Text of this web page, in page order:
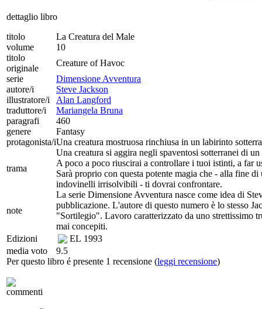
dettaglio libro
titolo
La Creatura del Male
volume
10
titolo
originale
Creature of Havoc
serie
Dimensione Avventura
autore/i
Steve Jackson
illustratore/i
Alan Langford
traduttore/i
Mariangela Bruna
paragrafi
460
genere
Fantasy
protagonista/iUna creatura mostruosa rinchiusa in un labirinto
trama
Una creatura si aggira negli spaventosi sotterranei di
A poco a poco riuscirai a controllare i tuoi istinti, a far
Sarà proprio con questa potente magia che - alla fine
indovinelli irrisolvibili - ti dovrai confrontare.
note
La serie Dimensione Avventura nasce come idea di
pubblicazione. L'autore di questo numero è lo stesso
"Sortilegio". Lavoro caratterizzato da uno strettissimo
mai concepiti.
Edizioni
EL 1993
media voto
9.5
Per questo libro é presente 1 recensione (leggi recensione)
commenti